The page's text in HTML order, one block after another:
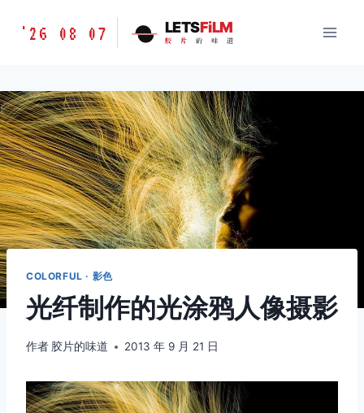
胶
味
道
LETSFILM
'26 08 07 LETSFiLM
胶 片 的 味 道
COLORFUL · 影色
光纤制作的光涂鸦人像摄影
作者 胶片的味道 2013 年 9 月 21 日